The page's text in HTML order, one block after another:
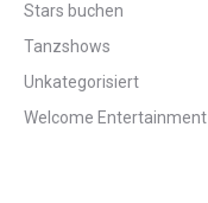
Stars buchen
Tanzshows
Unkategorisiert
Welcome Entertainment